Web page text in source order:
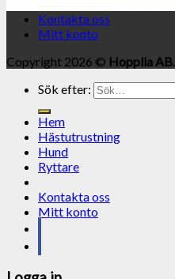
Kontakta oss
Mitt konto
Copyright 2026 © Hopplia AB.
Sök efter:
Hem
Hästutrustning
Hund
Ryttare
Kontakta oss
Mitt konto